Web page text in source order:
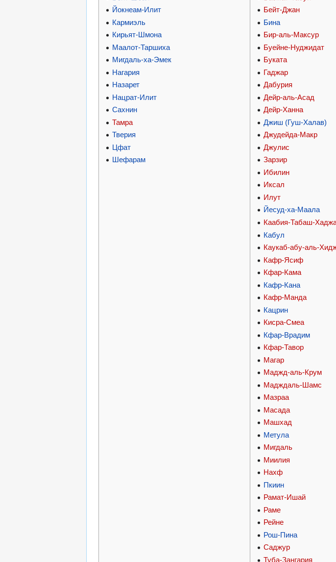
Йокнеам-Илит
Кармиэль
Кирьят-Шмона
Маалот-Таршиха
Мигдаль-ха-Эмек
Нагария
Назарет
Нацрат-Илит
Сахнин
Тамра
Тверия
Цфат
Шефарам
Бейт-Джан
Бина
Бир-аль-Максур
Буейне-Нуджидат
Буката
Гаджар
Дабурия
Дейр-аль-Асад
Дейр-Ханна
Джиш (Гуш-Халав)
Джудейда-Макр
Джулис
Зарзир
Ибилин
Иксал
Илут
Йесуд-ха-Маала
Каабия-Табаш-
Кабул
Каукаб-абу-аль-
Кафр-Ясиф
Кфар-Кама
Кафр-Кана
Кафр-Манда
Кацрин
Кисра-Смеа
Кфар-Врадим
Кфар-Тавор
Магар
Маджд-аль-Крум
Мадждаль-Шамс
Мазраа
Масада
Машхад
Метула
Мигдаль
Миилия
Нахф
Пкиин
Рамат-Ишай
Раме
Рейне
Рош-Пина
Саджур
Туба-Зангария